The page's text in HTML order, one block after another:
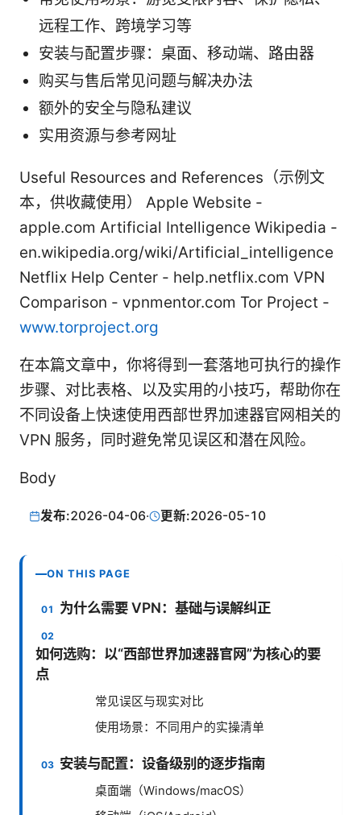
远程工作、跨境学习等
安装与配置步骤：桌面、移动端、路由器
购买与售后常见问题与解决办法
额外的安全与隐私建议
实用资源与参考网址
Useful Resources and References（示例文
本，供收藏使用） Apple Website -
apple.com Artificial Intelligence Wikipedia -
en.wikipedia.org/wiki/Artificial_intelligence
Netflix Help Center - help.netflix.com VPN
Comparison - vpnmentor.com Tor Project -
www.torproject.org
在本篇文章中，你将得到一套落地可执行的操作
步骤、对比表格、以及实用的小技巧，帮助你在
不同设备上快速使用西部世界加速器官网相关的
VPN 服务，同时避免常见误区和潜在风险。
Body
发布:2026-04-06· 更新:2026-05-10
ON THIS PAGE
为什么需要 VPN：基础与误解纠正
如何选购：以“西部世界加速器官网”为核心的要
点
常见误区与现实对比
使用场景：不同用户的实操清单
安装与配置：设备级别的逐步指南
桌面端（Windows/macOS）